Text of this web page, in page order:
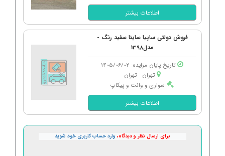
اطلاعات بیشتر
فروش دولتی ساپیا ساینا سفید رنگ -
مدل1398
تاریخ پایان مزایده: 1405/06/02
تهران - تهران
سواری و وانت و پیکاپ
اطلاعات بیشتر
برای ارسال نظر و دیدگاه، وارد حساب کاربری خود شوید